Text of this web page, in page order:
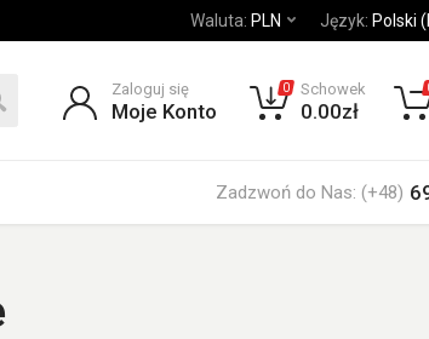
Waluta: PLN Język: Polski
Zadzwoń do Nas: (+48)
Zaloguj się
Moje Konto
0 Schowek
0.00zł